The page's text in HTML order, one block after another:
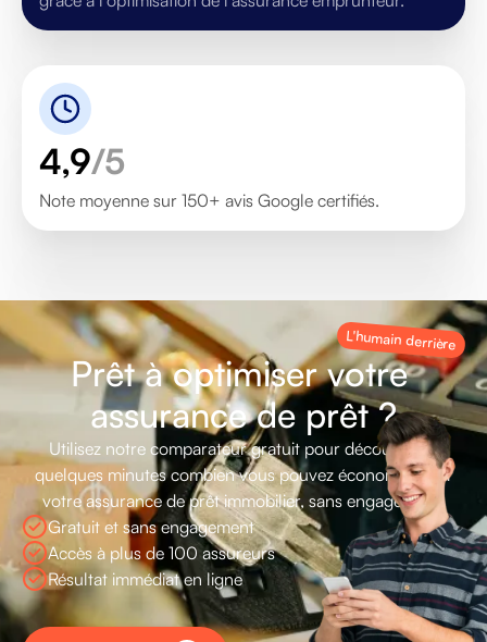
4,9/5
Note moyenne sur 150+ avis Google certifiés.
Prêt à optimiser votre
assurance de prêt ?
Utilisez notre comparateur gratuit pour découvrir en
quelques minutes combien vous pouvez économiser sur
votre assurance de prêt immobilier, sans engagement.
L'humain derrière
Gratuit et sans engagement
Accès à plus de 100 assureurs
Résultat immédiat en ligne